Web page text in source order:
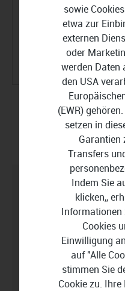
Darum
Vorteile für die
PC-Leistung
Virenbefall
Computer
sowie
etwa zur
externen
oder
werden Daten
den USA
(EWR)
setzen in
Garantien
Transfers
Indem Sie
klicken,,
Informationen
Cookies
Einwilligung
auf "Alle
stimmen Sie
Cookie zu.